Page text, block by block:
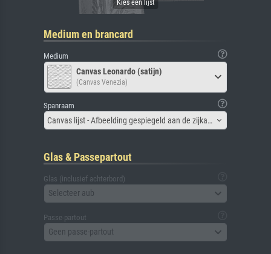
Medium en brancard
Medium
Canvas Leonardo (satijn)
(Canvas Venezia)
Spanraam
Canvas lijst - Afbeelding gespiegeld aan de zijkant
Glas & Passepartout
Glas (inclusief achterbord)
Selecteer aub
Passe-partout
Geen passe-partout